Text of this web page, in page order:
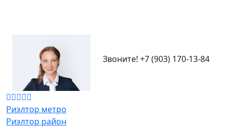
Звоните! +7 (903) 170-13-84
Риэлтор метро
Риэлтор район